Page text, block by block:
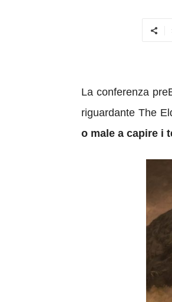
La conferenza
riguardante The
o male a capire i